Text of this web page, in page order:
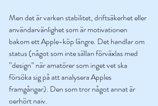
Men det är varken stabilitet, driftsäkerhet eller
användarvänlighet som är motivationen
bakom ett Apple-köp längre. Det handlar om
status (något som inte sällan förväxlas med
”design” när amatörer som inget vet ska
försöka sig på att analysera Apples
framgångar). Den som tror något annat är
oerhört naiv.